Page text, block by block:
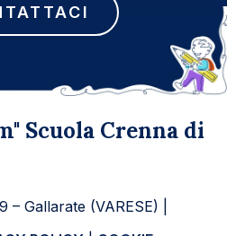
Scuola Crenna di
Gallarate (VARESE) |